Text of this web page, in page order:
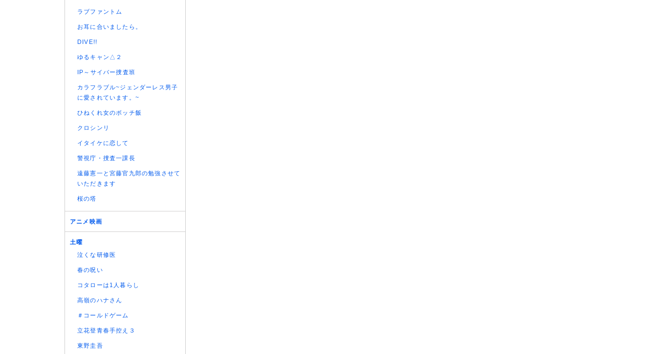
ラブファントム
お耳に合いましたら。
DIVE!!
ゆるキャン△２
IP～サイバー捜査班
カラフラブル~ジェンダーレス男子
に愛されています。~
ひねくれ女のボッチ飯
クロシンリ
イタイケに恋して
警視庁・捜査一課長
遠藤憲一と宮藤官九郎の勉強させて
いただきます
桜の塔
アニメ映画
土曜
泣くな研修医
春の呪い
コタローは1人暮らし
高嶺のハナさん
＃コールドゲーム
立花登青春手控え３
東野圭吾